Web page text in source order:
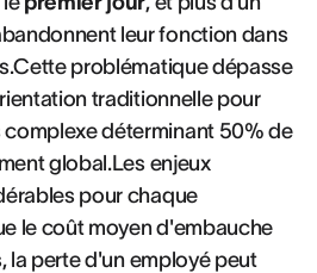
leur fonction dans
problématique dépasse
traditionnelle pour
déterminant 50% de
global.Les enjeux
pour chaque
le coût moyen d'embauche
la perte d'un employé peut